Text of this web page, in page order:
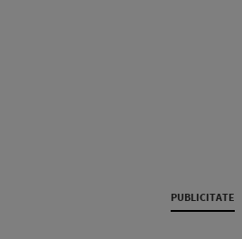
PUBLICITATE